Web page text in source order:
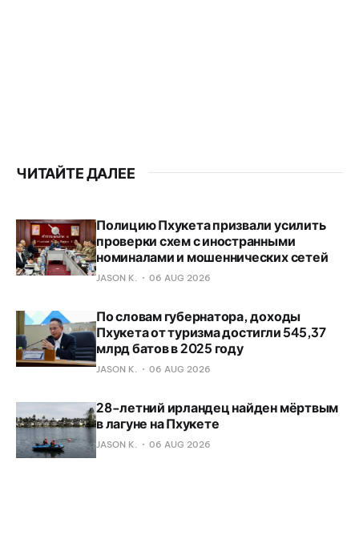
ЧИТАЙТЕ ДАЛЕЕ
Полицию Пхукета призвали усилить
проверки схем с иностранными
номиналами и мошеннических сетей
JASON K. 06 AUG 2026
По словам губернатора, доходы
Пхукета от туризма достигли 545,37
млрд батов в 2025 году
JASON K. 06 AUG 2026
28-летний ирландец найден мёртвым
в лагуне на Пхукете
JASON K. 06 AUG 2026